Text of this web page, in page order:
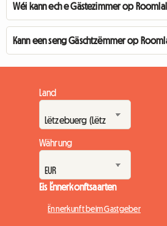
Wéi kann ech e Gästezimmer op
Kann een seng Gäschtzëmmer op
Land
Währung
Eis Ënnerkonftsaarten
Ënnerkunft beim Gastgeber